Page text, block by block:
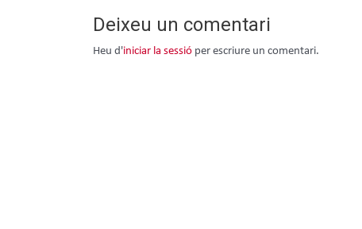
Deixeu un comentari
Heu d'iniciar la sessióper escriure un comentari.